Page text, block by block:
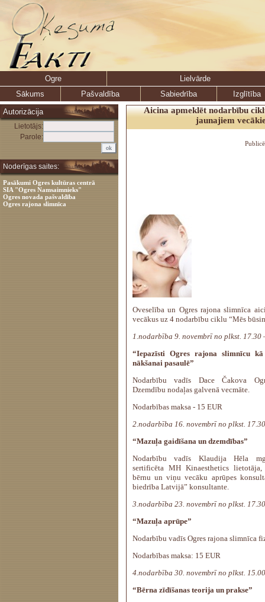
Ogre
Lielvārde
Sākums
Pašvaldība Sabiedrība
Izglītība
Autorizācija
Lietotājs:
Parole:
Noderīgas saites:
Pasākumi Ogres kultūras centrā
SIA "Ogres Namsaimnieks"
Ogres novada pašvaldība
Ogres rajona slimnīca
Aicina apmeklēt nodarbību
jaunajiem
Oveselība un Ogres rajona slimnīca
vecākus uz 4 nodarbību ciklu “Mēs
1.nodarbība 9. novembrī no plkst. 17.30
“Iepazīsti Ogres rajona slimnīcu
nākšanai pasaulē”
Nodarbību vadīs Dace Čakova
Dzemdību nodaļas galvenā vecmāte.
Nodarbības maksa - 15 EUR
2.nodarbība 16. novembrī no plkst.
“Mazuļa gaidīšana un dzemdības”
Nodarbību vadīs Klaudija Hēla
sertificēta MH Kinaesthetics
bērnu un viņu vecāku aprūpes
biedrība Latvijā” konsultante.
3.nodarbība 23. novembrī no plkst.
“Mazuļa aprūpe”
Nodarbību vadīs Ogres rajona slimnīca
Nodarbības maksa: 15 EUR
4.nodarbība 30. novembrī no plkst.
“Bērna zīdīšanas teorija un prakse”